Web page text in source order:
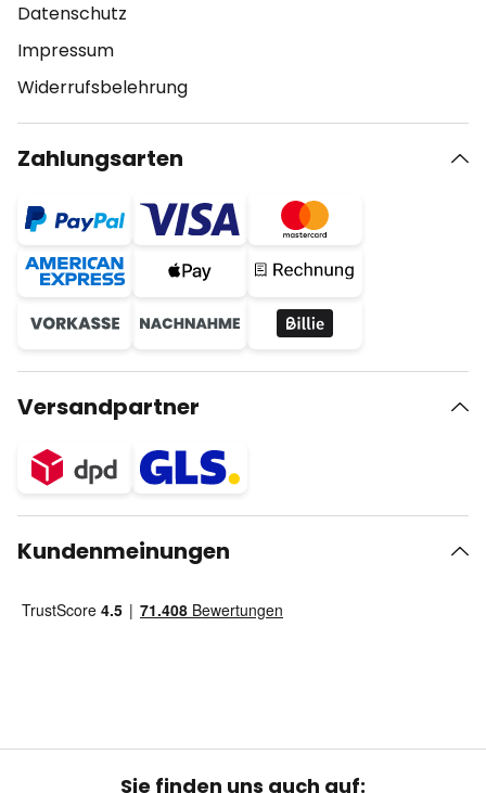
Datenschutz
Impressum
Widerrufsbelehrung
Zahlungsarten
Versandpartner
Kundenmeinungen
Sie finden uns auch auf: